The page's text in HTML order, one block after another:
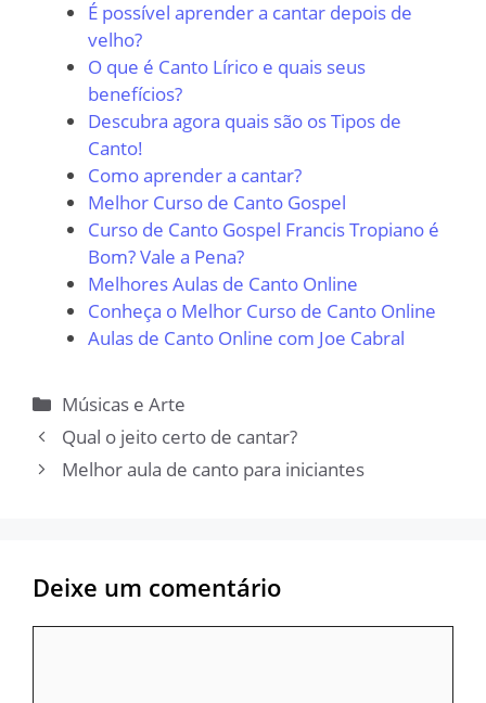
É possível aprender a cantar depois de
velho?
O que é Canto Lírico e quais seus
benefícios?
Descubra agora quais são os Tipos de
Canto!
Como aprender a cantar?
Melhor Curso de Canto Gospel
Curso de Canto Gospel Francis Tropiano é
Bom? Vale a Pena?
Melhores Aulas de Canto Online
Conheça o Melhor Curso de Canto Online
Aulas de Canto Online com Joe Cabral
Categorias
Músicas e Arte
Qual o jeito certo de cantar?
Melhor aula de canto para iniciantes
Deixe um comentário